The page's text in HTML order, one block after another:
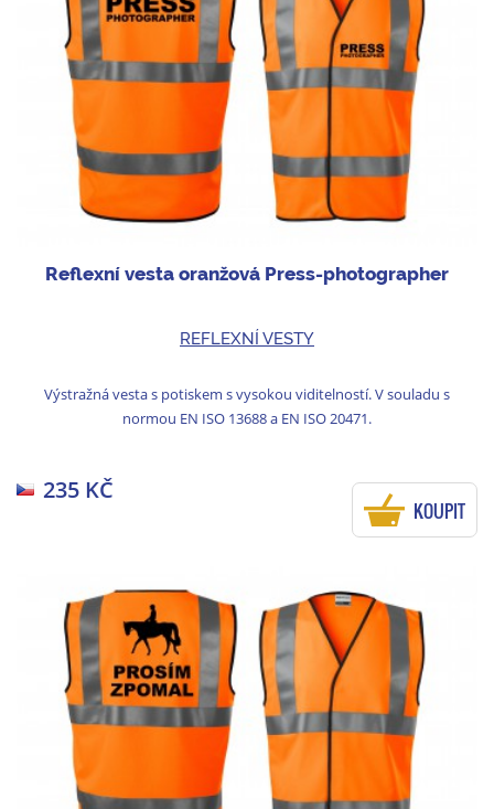
Reflexní vesta oranžová Press-photographer
REFLEXNÍ VESTY
Výstražná vesta s potiskem s vysokou viditelností. V souladu s
normou EN ISO 13688 a EN ISO 20471.
235 KČ
KOUPIT